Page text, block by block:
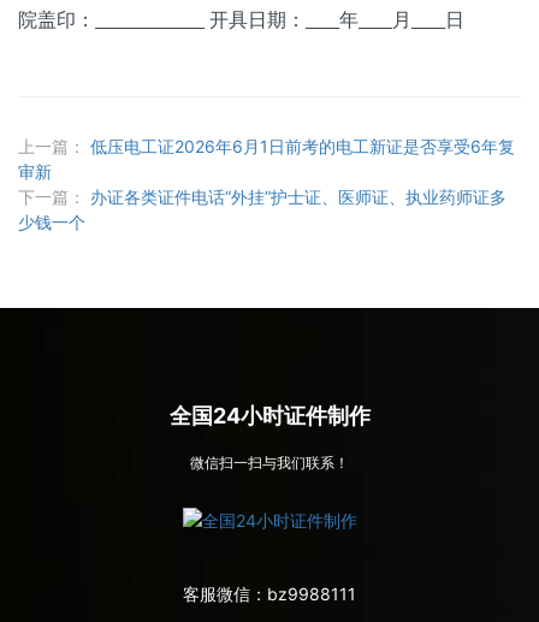
院盖印：_____________ 开具日期：____年____月____日
上一篇： 低压电工证2026年6月1日前考的电工新证是否享受6年复
审新
下一篇：
办证各类证件电话“外挂”护士证、医师证、执业药师证多
少钱一个
全国24小时证件制作
微信扫一扫与我们联系！
客服微信： bz9988111